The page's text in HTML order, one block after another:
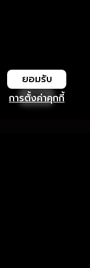
การตั้งค่าคุกกี้
ยอมรับ
เปิด